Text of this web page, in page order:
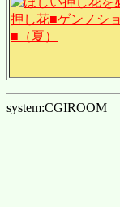
system:CGIROOM